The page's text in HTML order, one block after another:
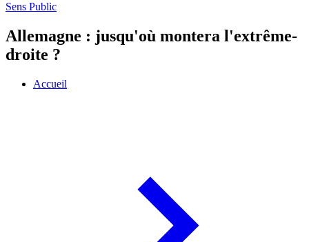
Sens Public
Allemagne : jusqu'où montera l'extrême-
droite ?
Accueil